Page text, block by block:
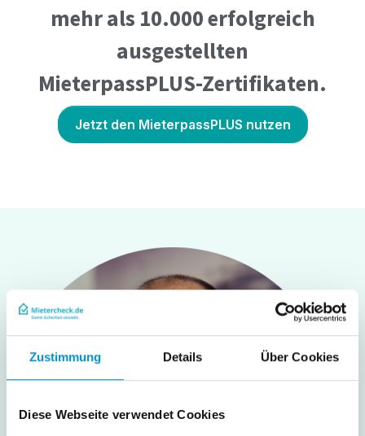
Zustimmung Details Über Cookies
Diese Webseite verwendet Cookies
mehr als 10.000 erfolgreich
ausgestellten
MieterpassPLUS-Zertifikaten.
Jetzt den MieterpassPLUS nutzen